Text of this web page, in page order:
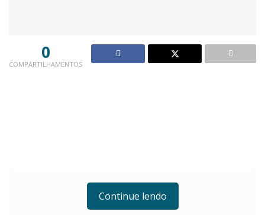
0
COMPARTILHAMENTOS
Continue lendo